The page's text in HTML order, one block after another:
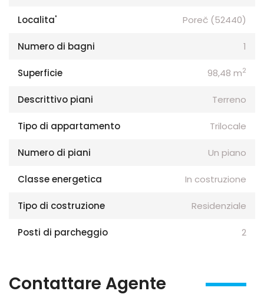
Localita' Poreč (52440)
Numero di bagni 1
Superficie 98,48 m2
Descrittivo piani Terreno
Tipo di appartamento Trilocale
Numero di piani Un piano
Classe energetica In costruzione
Tipo di costruzione Residenziale
Posti di parcheggio 2
Contattare Agente